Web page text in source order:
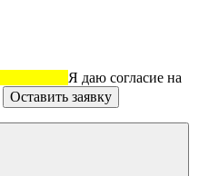
Я даю согласие на
Оставить заявку